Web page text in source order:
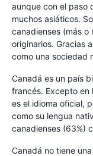
aunque con el paso
muchos asiáticos.
canadienses (más o
originarios. Gracias
como una sociedad
Canadá es un país
francés. Excepto en
es el idioma oficial,
como su lengua
canadienses (63%)
Canadá no tiene